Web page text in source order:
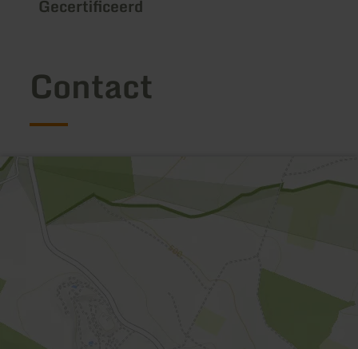
Gecertificeerd
Contact